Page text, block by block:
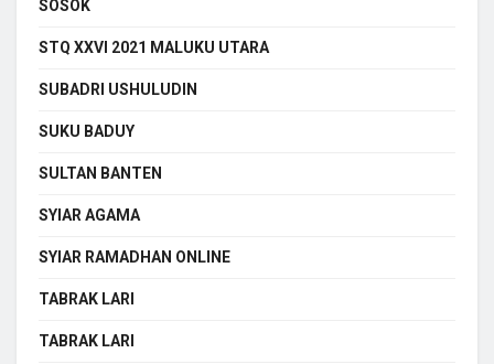
SOSOK
STQ XXVI 2021 MALUKU UTARA
SUBADRI USHULUDIN
SUKU BADUY
SULTAN BANTEN
SYIAR AGAMA
SYIAR RAMADHAN ONLINE
TABRAK LARI
TABRAK LARI